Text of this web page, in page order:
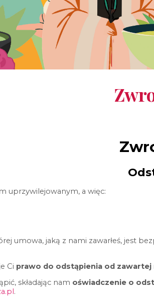
uprzywilejowanym, a więc:
umowa, jaką z nami zawarłeś, jest
Ci prawo do odstąpienia od zawartej
składając nam oświadczenie o
.